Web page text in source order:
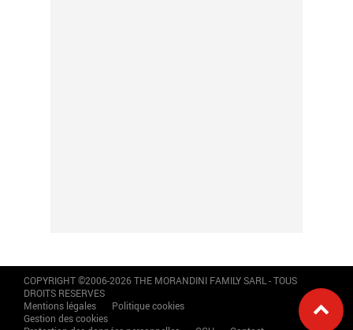
COPYRIGHT ©2006-2026 THE MORANDINI FAMILY SARL - TOUS
DROITS RESERVES
Mentions légales
Politique cookies
Gestion des cookies